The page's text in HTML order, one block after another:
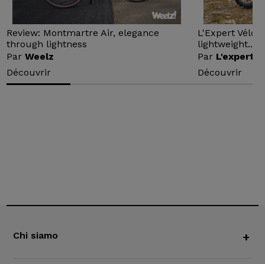
Review: Montmartre Air, elegance
through lightness
ParWeelz
Découvrir
L'Expert Vélo
lightweight...
Par L'expert
Découvrir
Chi siamo +